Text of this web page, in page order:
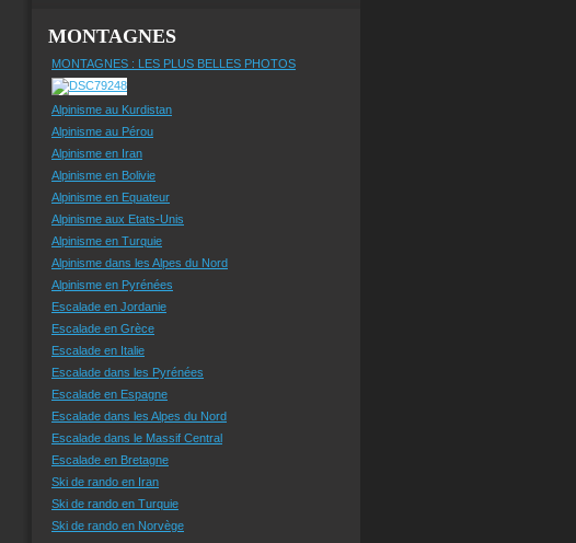
MONTAGNES
MONTAGNES : LES PLUS BELLES PHOTOS
Alpinisme au Kurdistan
Alpinisme au Pérou
Alpinisme en Iran
Alpinisme en Bolivie
Alpinisme en Equateur
Alpinisme aux Etats-Unis
Alpinisme en Turquie
Alpinisme dans les Alpes du Nord
Alpinisme en Pyrénées
Escalade en Jordanie
Escalade en Grèce
Escalade en Italie
Escalade dans les Pyrénées
Escalade en Espagne
Escalade dans les Alpes du Nord
Escalade dans le Massif Central
Escalade en Bretagne
Ski de rando en Iran
Ski de rando en Turquie
Ski de rando en Norvège